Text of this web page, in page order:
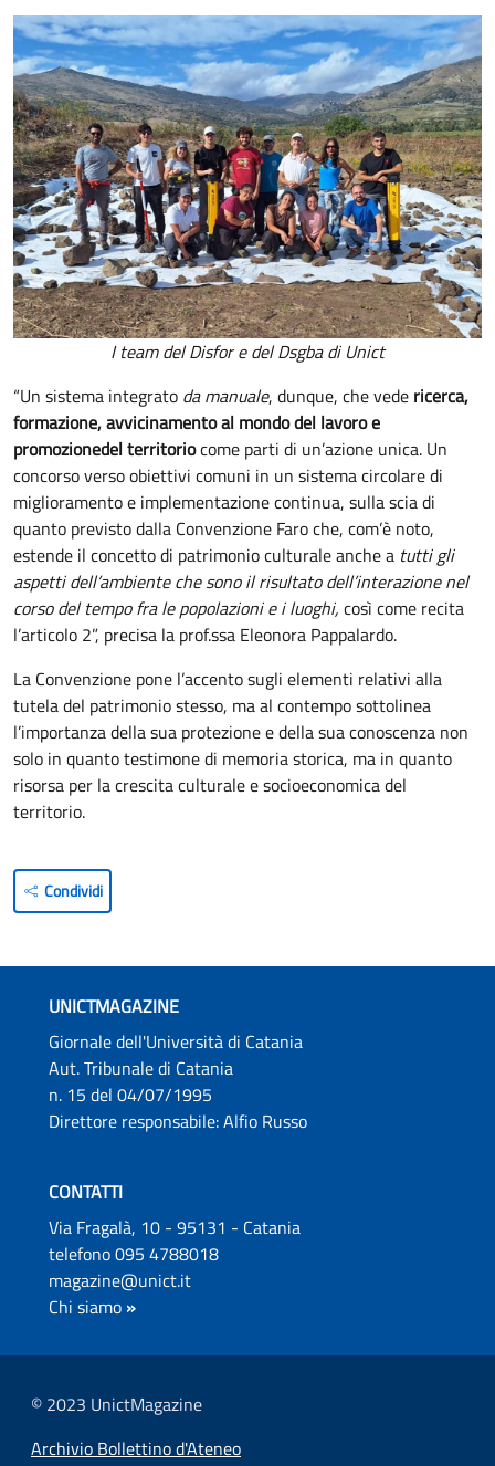
I team del Disfor e del Dsgba di Unict
“Un sistema integrato da manuale, dunque, che vede ricerca,
formazione, avvicinamento al mondo del lavoro e
promozionedel territoriocome parti di un’azione unica. Un
concorso verso obiettivi comuni in un sistema circolare di
miglioramento e implementazione continua, sulla scia di
quanto previsto dalla Convenzione Faro che, com’è noto,
estende il concetto di patrimonio culturale anche a tutti gli
aspetti dell’ambiente che sono il risultato dell’interazione nel
corso del tempo fra le popolazioni e i luoghi, così come recita
l’articolo 2”, precisa la prof.ssa Eleonora Pappalardo.
La Convenzione pone l’accento sugli elementi relativi alla
tutela del patrimonio stesso, ma al contempo sottolinea
l’importanza della sua protezione e della sua conoscenza non
solo in quanto testimone di memoria storica, ma in quanto
risorsa per la crescita culturale e socioeconomica del
territorio.
Condividi
UNICTMAGAZINE
Giornale dell'Università di Catania
Aut. Tribunale di Catania
n. 15 del 04/07/1995
Direttore responsabile: Alfio Russo
CONTATTI
Via Fragalà, 10 - 95131 - Catania
telefono 095 4788018
magazine@unict.it
Chi siamo »
© 2023 UnictMagazine
Archivio Bollettino d'Ateneo